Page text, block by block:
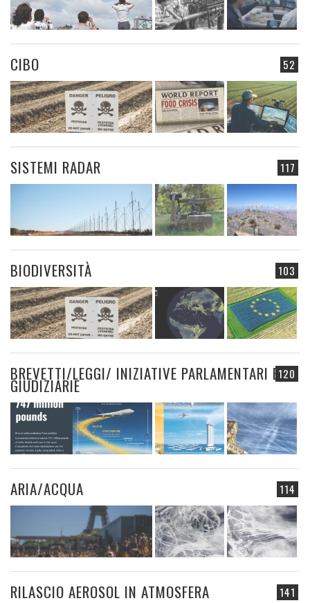
52
CIBO
117
SISTEMI RADAR
103
BIODIVERSITÀ
120
BREVETTI/LEGGI/ INIZIATIVE PARLAMENTARI E
GIUDIZIARIE
114
ARIA/ACQUA
141
RILASCIO AEROSOL IN ATMOSFERA